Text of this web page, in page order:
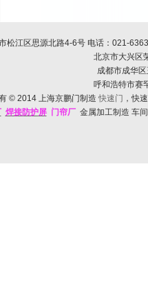
松江区思源北路4-6号 电话： 021-
北京市大兴区
成都市成华区
呼和浩特市赛
© 2014 上海京鹏门制造 快速门 ，快
焊接防护屏 门帘厂 金属加工制造 车